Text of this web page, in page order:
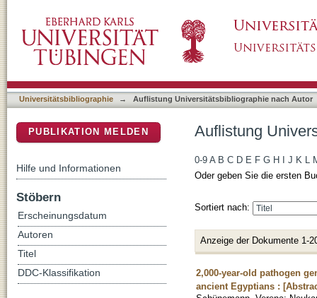
Universitätsbibliographie → Auflistung Universitätsbibliographie nach Autor
Auflistung
0-9 A B C D E F G H J K L
Oder geben Sie die ersten
Sortiert nach:
Anzeige der Dokumente 1-
2,000-year-old pathogen
ancient Egyptians :
PUBLIKATION MELDEN
Hilfe und Informationen
Stöbern
Erscheinungsdatum
Autoren
Titel
DDC-Klassifikation